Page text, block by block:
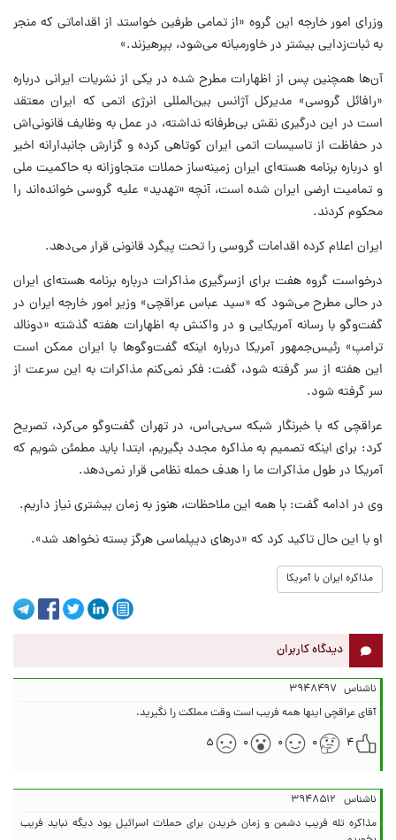
وزرای امور خارجه این گروه «از تمامی طرفین خواستد از اقداماتی که منجر
به ثبات‌زدایی بیشتر در خاورمیانه می‌شود، بپرهیزند.»
آن‌ها همچنین پس از اظهارات مطرح شده در یکی از نشریات ایرانی درباره
«رافائل گروسی» مدیرکل آژانس بین‌المللی انرژی اتمی که ایران معتقد
است در این درگیری نقش بی‌طرفانه نداشته، در عمل به وظایف قانونی‌اش
در حفاظت از تاسیسات اتمی ایران کوتاهی کرده و گزارش جانبدارانه اخیر
او درباره برنامه هسته‌ای ایران زمینه‌ساز حملات متجاوزانه به حاکمیت ملی
و تمامیت ارضی ایران شده است، آنچه «تهدید» علیه گروسی خوانده‌اند را
محکوم کردند.
ایران اعلام کرده اقدامات گروسی را تحت پیگرد قانونی قرار می‌دهد.
درخواست گروه هفت برای ازسرگیری مذاکرات درباره برنامه هسته‌ای ایران
در حالی مطرح می‌شود که «سید عباس عراقچی» وزیر امور خارجه ایران در
گفت‌وگو با رسانه آمریکایی و در واکنش به اظهارات هفته گذشته «دونالد
ترامپ» رئیس‌جمهور آمریکا درباره اینکه گفت‌وگوها با ایران ممکن است
این هفته از سر گرفته شود، گفت: فکر نمی‌کنم مذاکرات به این سرعت از
سر گرفته شود.
عراقچی که با خبرنگار شبکه سی‌بی‌اس، در تهران گفت‌وگو می‌کرد، تصریح
کرد: برای اینکه تصمیم به مذاکره مجدد بگیریم، ابتدا باید مطمئن شویم که
آمریکا در طول مذاکرات ما را هدف حمله نظامی قرار نمی‌دهد.
وی در ادامه گفت: با همه این ملاحظات، هنوز به زمان بیشتری نیاز داریم.
او با این حال تاکید کرد که «درهای دیپلماسی هرگز بسته نخواهد شد».
مذاکره ایران با آمریکا
دیدگاه کاربران
ناشناس ۳۹۴۸۴۹۷
آقای عراقچی اینها همه فریب است وقت مملکت را نگیرید.
۴
۰ ۰ ۰ ۵
ناشناس ۳۹۴۸۵۱۲
مذاکره تله فریب دشمن و زمان خریدن برای حملات اسرائیل بود دیگه نباید فریب